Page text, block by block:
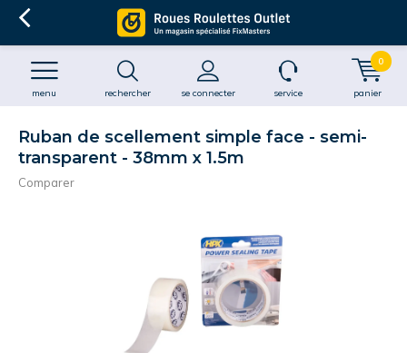
rechercher se connecter
menu service panier
0
Ruban de scellement simple face - semi-
transparent - 38mm x 1.5m
Comparer